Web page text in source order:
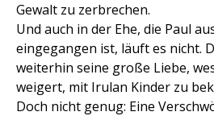
Gewalt zu zerbrechen.
Und auch in der Ehe, die Paul
eingegangen ist, läuft es nicht.
weiterhin seine große Liebe,
weigert, mit Irulan Kinder zu
Doch nicht genug: Eine